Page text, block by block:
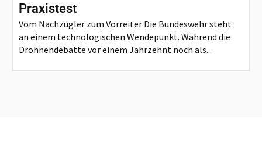
Praxistest
Vom Nachzügler zum Vorreiter Die Bundeswehr steht
an einem technologischen Wendepunkt. Während die
Drohnendebatte vor einem Jahrzehnt noch als...